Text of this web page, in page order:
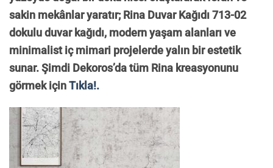
sakin mekânlar yaratır; Rina Duvar Kağıdı 713-02
dokulu duvar kağıdı, modern yaşam alanları ve
minimalist iç mimari projelerde yalın bir estetik
sunar. Şimdi Dekoros’da tüm Rina kreasyonunu
görmek içinTıkla!.